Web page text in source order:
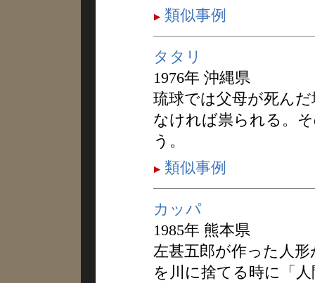
類似事例
タタリ
1976年 沖縄県
琉球では父母が死ん
なければ祟られる。
う。
類似事例
カッパ
1985年 熊本県
左甚五郎が作った人
を川に捨てる時に「